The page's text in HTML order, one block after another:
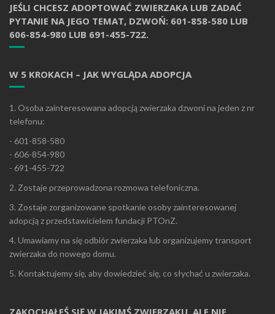
JEŚLI CHCESZ ADOPTOWAĆ ZWIERZAKA LUB ZADAĆ
PYTANIE NA JEGO TEMAT, DZWOŃ: 601-858-580 LUB
606-854-980 LUB 691-455-722.
W 5 KROKACH – JAK WYGLĄDA ADOPCJA
1. Osoba zainteresowana adopcją zwierzaka dzwoni na jeden z nr
telefonu:
- 601-858-580
- 606-854-980
- 691-455-722
2. Zostaje przeprowadzona rozmowa telefoniczna.
3. Zostaje zorganizowane spotkanie osoby zainteresowanej
adopcją z przedstawicielem fundacji PTOnZ.
4. Umawiamy na się odbiór zwierzaka lub organizujemy transport
zwierzaka do nowego domu.
5. Kontaktujemy się, aby dowiedzieć się, co słychać u zwierzaka.
ZAKOCHAŁEŚ SIĘ W JAKIMŚ ZWIERZAKU, ALE NIE